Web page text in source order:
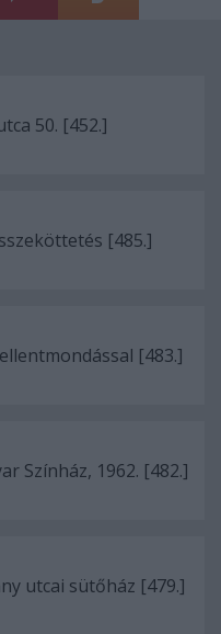
50. [452.]
[485.]
[483.]
Színház, 1962. [482.]
utcai sütőház [479.]